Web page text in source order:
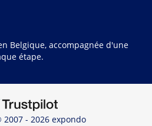
Belgique, accompagnée d'une
étape.
- 2026 expondo